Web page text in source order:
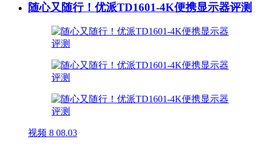
随心又随行！优派TD1601-4K便携显示器评测
视频 8 08.03